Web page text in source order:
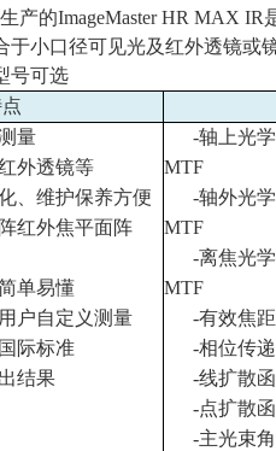
产的ImageMaster HR MAX IR
于小口径可见光及红外透镜或
号可选
量
外透镜等
、维护保养方便
红外焦平面阵
单易懂
户自定义测量
际标准
结果
-轴上光
MTF
-轴外光
MTF
-离焦光
MTF
-有效焦距
-相位传
-线扩散
-点扩散
-主光束